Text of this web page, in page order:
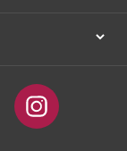
Instagram